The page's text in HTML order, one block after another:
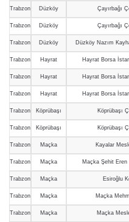
Trabzon Düzköy Çayırbağı
Trabzon Düzköy Çayırbağı
Trabzon Düzköy Düzköy Nazım
Trabzon Hayrat Hayrat Borsa
Trabzon Hayrat Hayrat Borsa
Trabzon Hayrat Hayrat Borsa
Trabzon Köprübaşı Köprübaşı
Trabzon Köprübaşı Köprübaşı
Trabzon Maçka Kayalar
Trabzon Maçka Maçka Şehit
Trabzon Maçka Esiroğlu
Trabzon Maçka Maçka
Trabzon Maçka Maçka